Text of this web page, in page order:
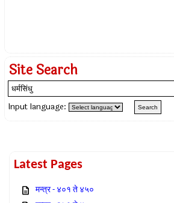
Site Search
Input language:
Latest Pages
मन्त्र - ४०१ ते ४५०